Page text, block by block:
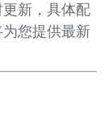
新，具体配
您提供最新